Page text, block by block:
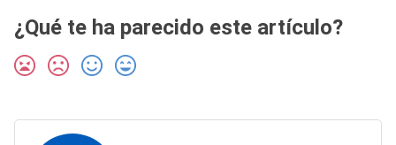
¿Qué te ha parecido este artículo?